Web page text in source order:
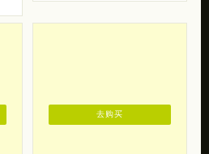
去购买